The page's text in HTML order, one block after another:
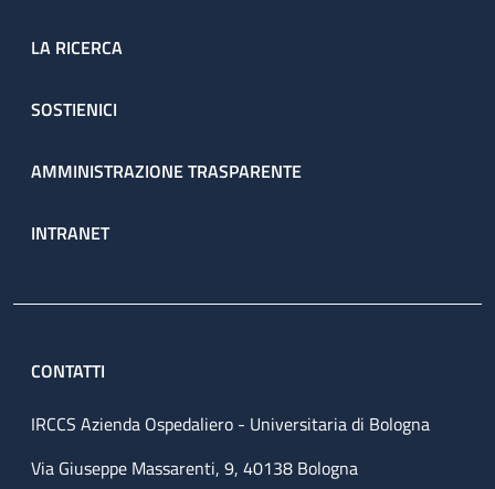
LA RICERCA
SOSTIENICI
AMMINISTRAZIONE TRASPARENTE
INTRANET
CONTATTI
IRCCS Azienda Ospedaliero - Universitaria di Bologna
Via Giuseppe Massarenti, 9, 40138 Bologna